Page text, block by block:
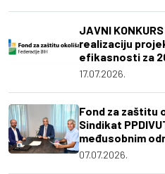
JAVNI
realizaciju
efikasnosti za
17.07.2026.
Fond za zaštitu
Sindikat
međusobnim
07.07.2026.